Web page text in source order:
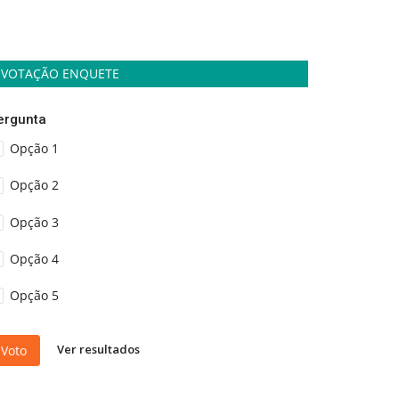
VOTAÇÃO ENQUETE
Opção 1
Opção 2
Opção 3
Opção 4
Opção 5
Voto Ver resultados